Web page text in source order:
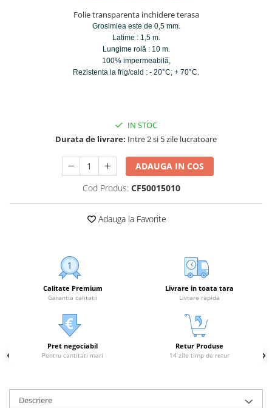
Folie transparenta inchidere terasa
Grosimiea este de 0,5 mm.
Latime : 1,5 m.
Lungime rolă : 10 m.
100% impermeabilă,
Rezistenta la frig/cald : - 20°C; + 70°C.
IN STOC
Durata de livrare: Intre 2 si 5 zile lucratoare
ADAUGA IN COS
Cod Produs: CF50015010
Adauga la Favorite
Calitate Premium
Garantia calitatii
Livrare in toata tara
Livrare rapida
Pret negociabil
Pentru cantitati mari
Retur Produse
14 zile timp de retur
Descriere